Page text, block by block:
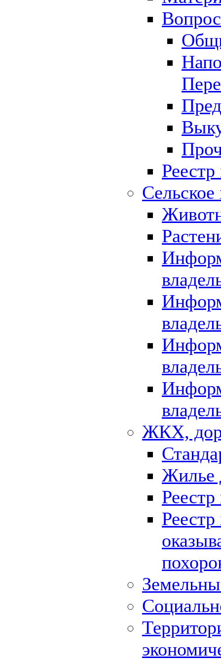
Сельское
ЖКХ,
Жилье